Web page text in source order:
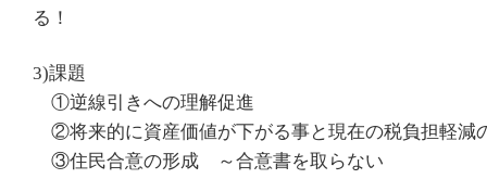
る！
3)課題
①逆線引きへの理解促進
②将来的に資産価値が下がる事と現在の税負担軽減
③住民合意の形成 ～合意書を取らない